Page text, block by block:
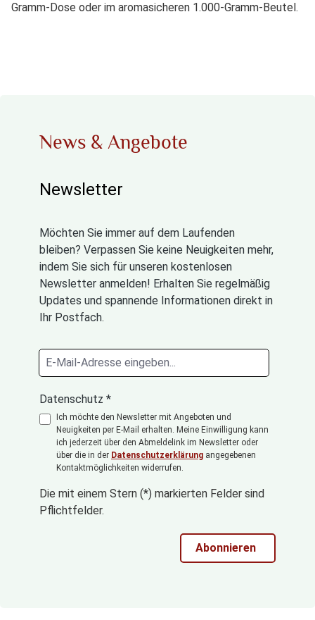
Gramm-Dose oder im aromasicheren 1.000-Gramm-Beutel.
News & Angebote
Newsletter
Möchten Sie immer auf dem Laufenden
bleiben? Verpassen Sie keine Neuigkeiten mehr,
indem Sie sich für unseren kostenlosen
Newsletter anmelden! Erhalten Sie regelmäßig
Updates und spannende Informationen direkt in
Ihr Postfach.
Datenschutz *
Ich möchte den Newsletter mit Angeboten und
Neuigkeiten per E-Mail erhalten. Meine Einwilligung kann
ich jederzeit über den Abmeldelink im Newsletter oder
über die in der Datenschutzerklärung angegebenen
Kontaktmöglichkeiten widerrufen.
Die mit einem Stern (*) markierten Felder sind
Pflichtfelder.
Abonnieren